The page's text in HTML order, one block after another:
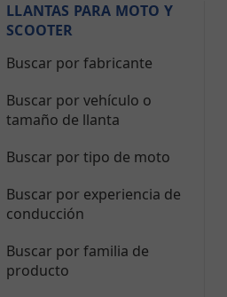
LLANTAS PARA MOTO Y
SCOOTER
Buscar por fabricante
Buscar por vehículo o
tamaño de llanta
Buscar por tipo de moto
Buscar por experiencia de
conducción
Buscar por familia de
producto